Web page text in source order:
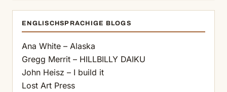
ENGLISCHSPRACHIGE BLOGS
Ana White – Alaska
Gregg Merrit – HILLBILLY DAIKU
John Heisz – I build it
Lost Art Press